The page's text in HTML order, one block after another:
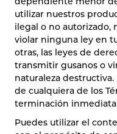
utilizar nuestros
ilegal o no autorizado,
violar ninguna ley en
otras, las leyes de
transmitir gusanos o
naturaleza
de cualquiera de los
terminación inmediata
Puedes utilizar el